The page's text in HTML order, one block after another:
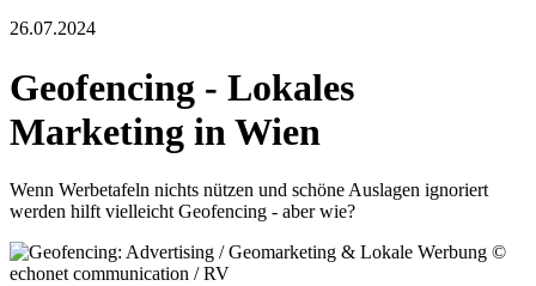
26.07.2024
Geofencing - Lokales
Marketing in Wien
Wenn Werbetafeln nichts nützen und schöne Auslagen ignoriert
werden hilft vielleicht Geofencing - aber wie?